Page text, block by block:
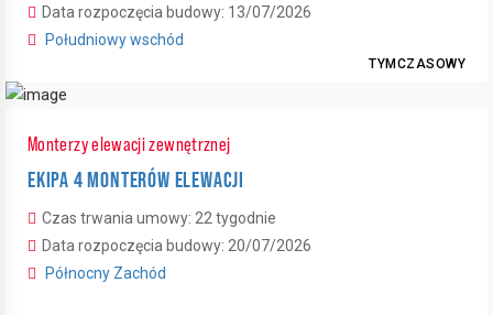
Data rozpoczęcia budowy: 13/07/2026
Południowy wschód
TYMCZASOWY
Monterzy elewacji zewnętrznej
EKIPA 4 MONTERÓW ELEWACJI
Czas trwania umowy: 22 tygodnie
Data rozpoczęcia budowy: 20/07/2026
Północny Zachód